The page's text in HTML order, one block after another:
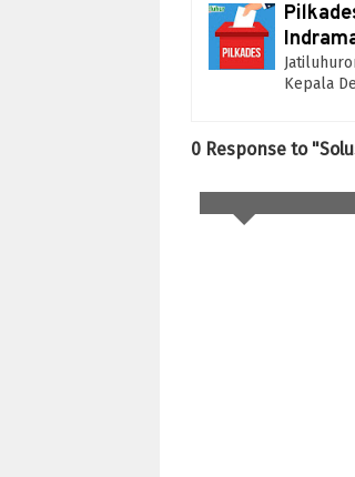
Kepala
0 Response to